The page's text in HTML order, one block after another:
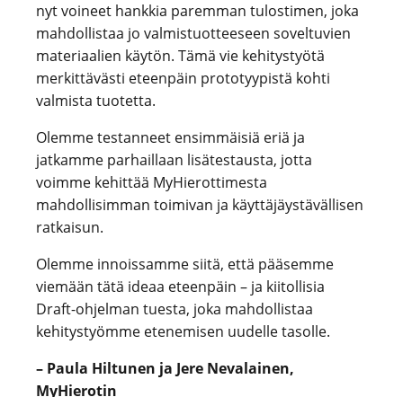
nyt voineet hankkia paremman tulostimen, joka
mahdollistaa jo valmistuotteeseen soveltuvien
materiaalien käytön. Tämä vie kehitystyötä
merkittävästi eteenpäin prototyypistä kohti
valmista tuotetta.
Olemme testanneet ensimmäisiä eriä ja
jatkamme parhaillaan lisätestausta, jotta
voimme kehittää MyHierottimesta
mahdollisimman toimivan ja käyttäjäystävällisen
ratkaisun.
Olemme innoissamme siitä, että pääsemme
viemään tätä ideaa eteenpäin – ja kiitollisia
Draft-ohjelman tuesta, joka mahdollistaa
kehitystyömme etenemisen uudelle tasolle.
– Paula Hiltunen ja Jere Nevalainen,
MyHierotin